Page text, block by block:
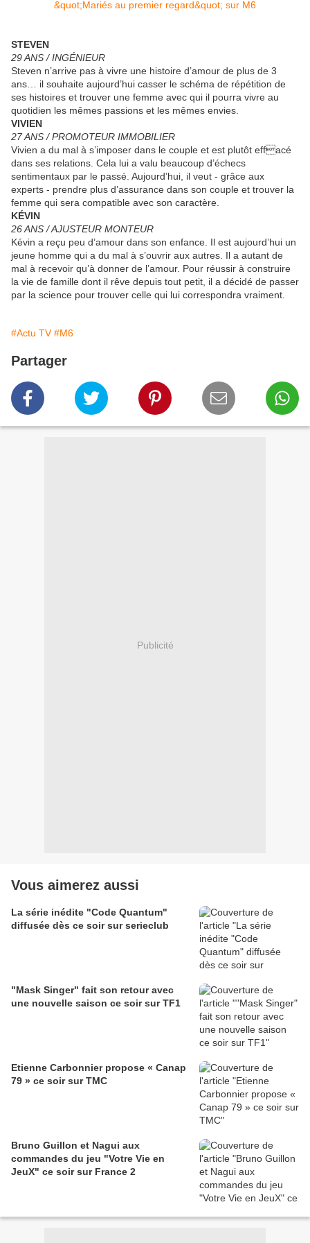
STEVEN
29 ANS / INGÉNIEUR
Steven n’arrive pas à vivre une histoire d’amour de plus de 3
ans… il souhaite aujourd’hui casser le schéma de répétition de
ses histoires et trouver une femme avec qui il pourra vivre au
quotidien les mêmes passions et les mêmes envies.
VIVIEN
27 ANS / PROMOTEUR IMMOBILIER
Vivien a du mal à s’imposer dans le couple et est plutôt effacé
dans ses relations. Cela lui a valu beaucoup d’échecs
sentimentaux par le passé. Aujourd’hui, il veut - grâce aux
experts - prendre plus d’assurance dans son couple et trouver la
femme qui sera compatible avec son caractère.
KÉVIN
26 ANS / AJUSTEUR MONTEUR
Kévin a reçu peu d’amour dans son enfance. Il est aujourd’hui un
jeune homme qui a du mal à s’ouvrir aux autres. Il a autant de
mal à recevoir qu’à donner de l’amour. Pour réussir à construire
la vie de famille dont il rêve depuis tout petit, il a décidé de passer
par la science pour trouver celle qui lui correspondra vraiment.
#Actu TV #M6
Partager
Publicité
Vous aimerez aussi
La série inédite "Code Quantum"
diffusée dès ce soir sur serieclub
"Mask Singer" fait son retour avec
une nouvelle saison ce soir sur TF1
Etienne Carbonnier propose « Canap
79 » ce soir sur TMC
Bruno Guillon et Nagui aux
commandes du jeu "Votre Vie en
JeuX" ce soir sur France 2